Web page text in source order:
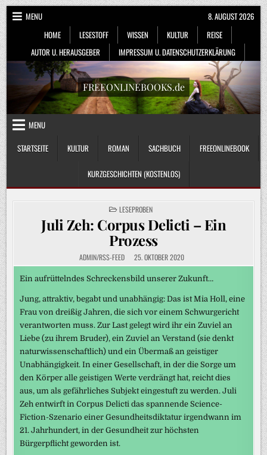
Skip
to
content
MENU
HOME
LESESTOFF WISSEN KULTUR
REISE
AUTOR U. HERAUSGEBER
IMPRESSUM U. DATENSCHUTZERKLÄRUNG
8. AUGUST 2026
FREEONLINEBOOKS.de
MENU
STARTSEITE
KULTUR ROMAN SACHBUCH FREEONLINEBOOK
KURZGESCHICHTEN (KOSTENLOS)
POSTED
IN
LESEPROBEN
Juli Zeh: Corpus Delicti – Ein
Prozess
ADMIN/RSS-FEED 25. OKTOBER 2020
Ein aufrüttelndes Schreckensbild unserer Zukunft…
Jung, attraktiv, begabt und unabhängig: Das ist Mia Holl, eine
Frau von dreißig Jahren, die sich vor einem Schwurgericht
verantworten muss. Zur Last gelegt wird ihr ein Zuviel an
Liebe (zu ihrem Bruder), ein Zuviel an Verstand (sie denkt
naturwissenschaftlich) und ein Übermaß an geistiger
Unabhängigkeit. In einer Gesellschaft, in der die Sorge um
den Körper alle geistigen Werte verdrängt hat, reicht dies
aus, um als gefährliches Subjekt eingestuft zu werden. Juli
Zeh entwirft in Corpus Delicti das spannende Science-
Fiction-Szenario einer Gesundheitsdiktatur irgendwann im
21. Jahrhundert, in der Gesundheit zur höchsten
Bürgerpflicht geworden ist.